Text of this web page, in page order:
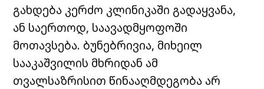
გახდება კერძო კლინიკაში გადაყვანა,
ან საერთოდ, საავადმყოფოში
მოთავსება. ბუნებრივია, მიხეილ
სააკაშვილის მხრიდან ამ
თვალსაზრისით წინააღმდეგობა არ